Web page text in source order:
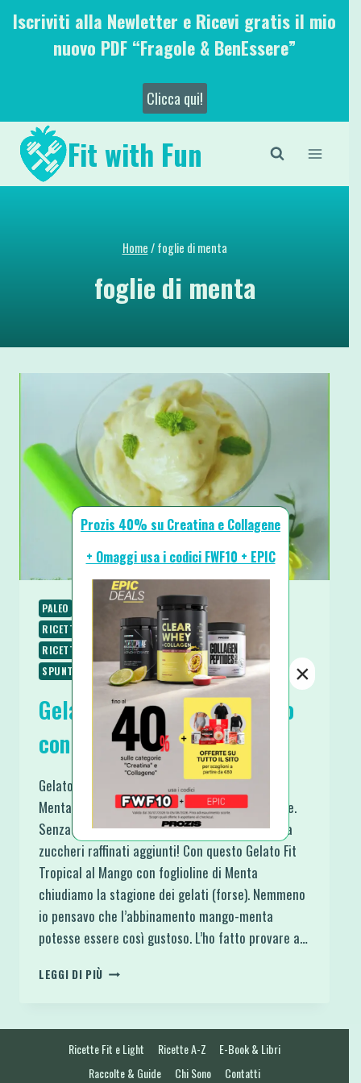
SaltaIscriviti alla Newletter e Ricevi gratis il mio
nuovo PDF “Fragole & BenEssere”
Clicca qui!
Fit with Fun
Home/ foglie di menta
foglie di menta
PALEO RICETTE
RICETTE SENZA COTTURA
RICETTE SENZA GLUTINE
RICETTE VEGANE
RICETTE VEGETARIANE
SPUNTINI E SNACKS
Gelato Fit Tropical al Mango
con foglioline di Menta
Gelato Fit Tropical al Mango con foglioline di
Menta: Raw, Vegan, Paleo, Naturale e Artigianale.
Senza lattosio, senza glutine, senza uova, senza
zuccheri raffinati aggiunti! Con questo Gelato Fit
Tropical al Mango con foglioline di Menta
chiudiamo la stagione dei gelati (forse). Nemmeno
io pensavo che l’abbinamento mango-menta
potesse essere così gustoso. L’ho fatto provare a…
LEGGI DI PIÙ GELATO
CON
FOGLIOLINE
Ricette Fit e Light Ricette A-Z
E-Book & Libri
Raccolte & Guide
Chi Sono Contatti
Prozis 40% su Creatina e Collagene
+ Omaggi usa i codici FWF10 + EPIC
×